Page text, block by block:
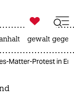

taz zahl ich
gewalt
Matter-Protest in